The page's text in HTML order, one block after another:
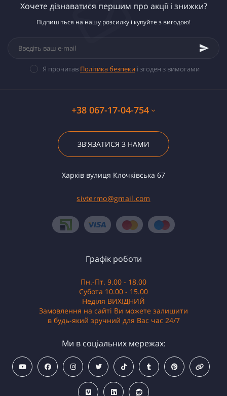
Хочете дізнаватися першим про акції і знижки?
Підпишіться на нашу розсилку і купуйте з вигодою!
Я прочитав Політика безпеки і згоден з вимогами
+38 067-17-04-754
ЗВ'ЯЗАТИСЯ З НАМИ
Харків вулиця Клочківська 67
sivtermo@gmail.com
Графік роботи
Пн.-Пт. 9.00 - 18.00
Субота 10.00 - 15.00
Неділя ВИХІДНИЙ
Замовлення на сайті Ви можете залишити
в будь-який зручний для Вас час 24/7
Ми в соціальних мережах: